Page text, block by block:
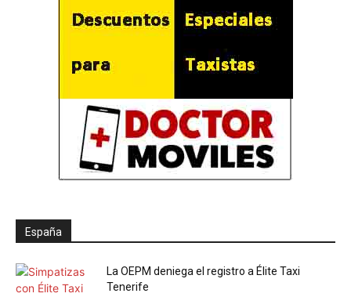
España
La OEPM deniega el registro a Élite Taxi
Tenerife